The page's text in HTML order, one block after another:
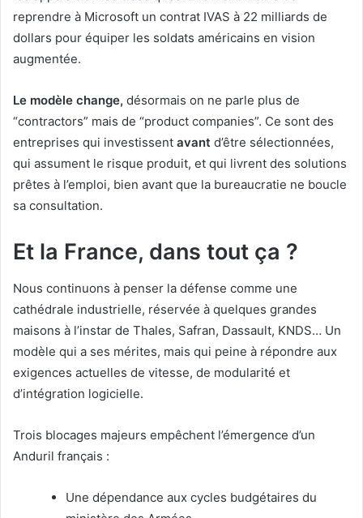
reprendre à Microsoft un contrat IVAS à 22 milliards de
dollars pour équiper les soldats américains en vision
augmentée.
Le modèle change, désormais on ne parle plus de
“contractors” mais de “product companies”. Ce sont des
entreprises qui investissent avant d’être sélectionnées,
qui assument le risque produit, et qui livrent des solutions
prêtes à l’emploi, bien avant que la bureaucratie ne boucle
sa consultation.
Et la France, dans tout ça ?
Nous continuons à penser la défense comme une
cathédrale industrielle, réservée à quelques grandes
maisons à l’instar de Thales, Safran, Dassault, KNDS… Un
modèle qui a ses mérites, mais qui peine à répondre aux
exigences actuelles de vitesse, de modularité et
d’intégration logicielle.
Trois blocages majeurs empêchent l’émergence d’un
Anduril français :
Une dépendance aux cycles budgétaires du